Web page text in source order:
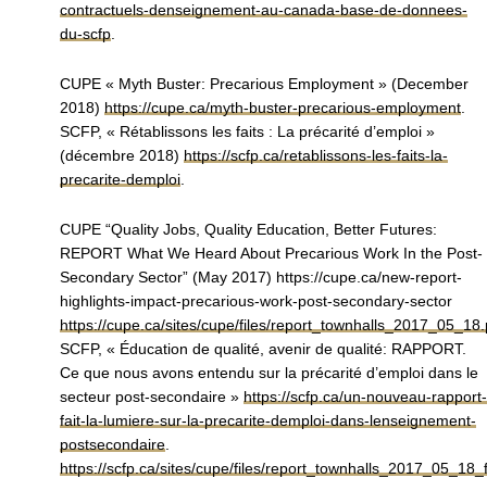
contractuels-denseignement-au-canada-base-de-donnees-
du-scfp.
CUPE « Myth Buster: Precarious Employment » (December
2018) https://cupe.ca/myth-buster-precarious-employment.
SCFP, « Rétablissons les faits : La précarité d’emploi »
(décembre 2018) https://scfp.ca/retablissons-les-faits-la-
precarite-demploi.
CUPE “Quality Jobs, Quality Education, Better Futures:
REPORT What We Heard About Precarious Work In the Post-
Secondary Sector” (May 2017) https://cupe.ca/new-report-
highlights-impact-precarious-work-post-secondary-sector
https://cupe.ca/sites/cupe/files/
SCFP, « Éducation de qualité, avenir de qualité: RAPPORT.
Ce que nous avons entendu sur la précarité d’emploi dans le
secteur post-secondaire » https://scfp.ca/un-nouveau-rapport-
fait-la-lumiere-sur-la-precarite-demploi-dans-lenseignement-
postsecondaire.
https://scfp.ca/sites/cupe/files/